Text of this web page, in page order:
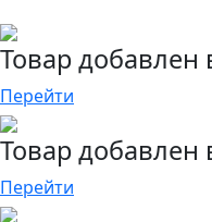
Товар добавлен
Перейти
Товар добавлен
Перейти